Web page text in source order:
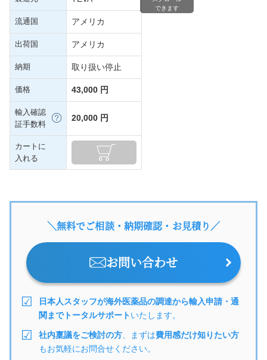
流通国 アメリカ
出荷国 アメリカ
納期 取り扱い停止
価格 43,000 円
輸入確認
証手数料
20,000 円
カートに
入れる
できます
＼無料でご相談・納期確認・お見積り／
お問い合わせ
日本人スタッフが海外医薬品の調達から輸入申請・通
関までトータルサポートいたします。
社内稟議をご検討の方 、まずは費用感だけ知りたい方
もお気軽にお問合せください。